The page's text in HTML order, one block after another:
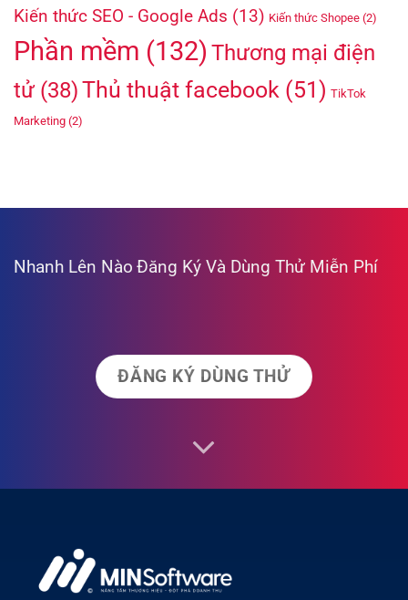
Kiến thức SEO - Google Ads (13) Kiến thức Shopee (2)
Phần mềm (132) Thương mại điện
tử(38)Thủ thuật facebook (51) TikTok
Marketing (2)
Nhanh Lên Nào Đăng Ký Và Dùng Thử Miễn Phí
ĐĂNG KÝ DÙNG THỬ